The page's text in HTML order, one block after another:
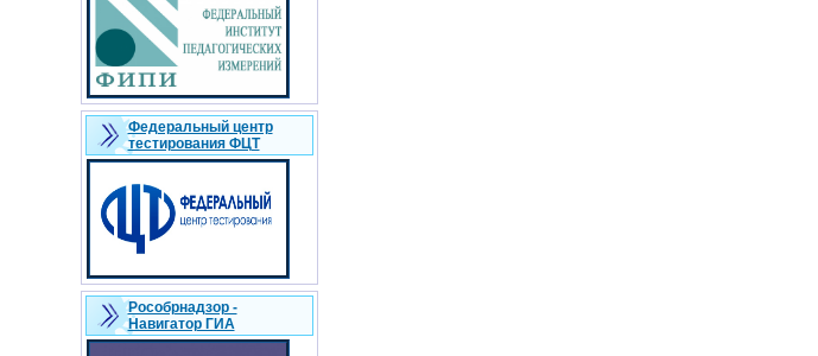
Федеральный центр
тестирования ФЦТ
Рособрнадзор -
Навигатор ГИА